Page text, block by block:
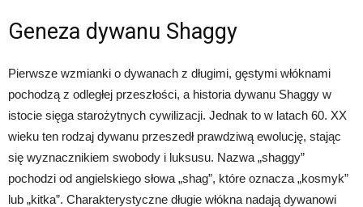
Geneza dywanu Shaggy
Pierwsze wzmianki o dywanach z długimi, gęstymi włóknami
pochodzą z odległej przeszłości, a historia dywanu Shaggy w
istocie sięga starożytnych cywilizacji. Jednak to w latach 60. XX
wieku ten rodzaj dywanu przeszedł prawdziwą ewolucję, stając
się wyznacznikiem swobody i luksusu. Nazwa „shaggy”
pochodzi od angielskiego słowa „shag”, które oznacza „kosmyk”
lub „kitka”. Charakterystyczne długie włókna nadają dywanowi